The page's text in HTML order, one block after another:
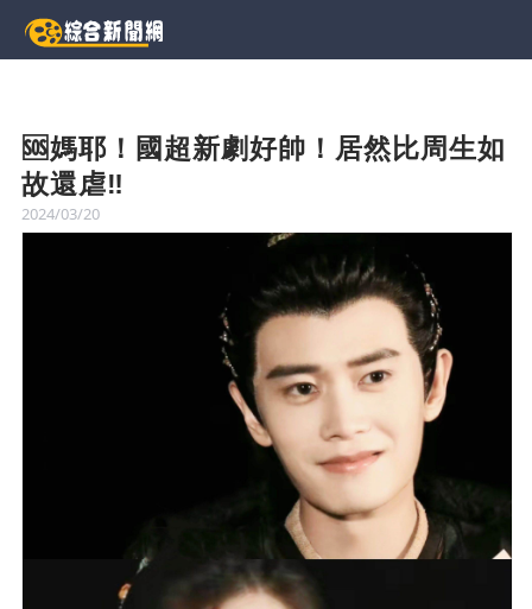
🆘媽耶！國超新劇好帥！居然比周生如
故還虐‼️
2024/03/20